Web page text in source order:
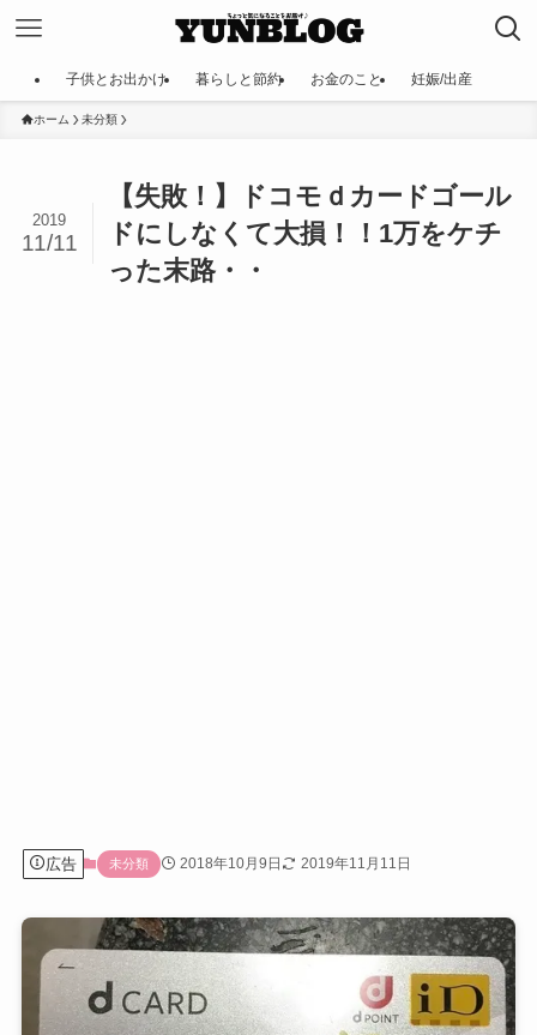
子供とお出かけ 暮らしと節約 お金のこと 妊娠/出産
ホーム 未分類
【失敗！】ドコモｄカードゴール
ドにしなくて大損！！1万をケチ
った末路・・
2019
11/11
広告 未分類 2018年10月9日 2019年11月11日